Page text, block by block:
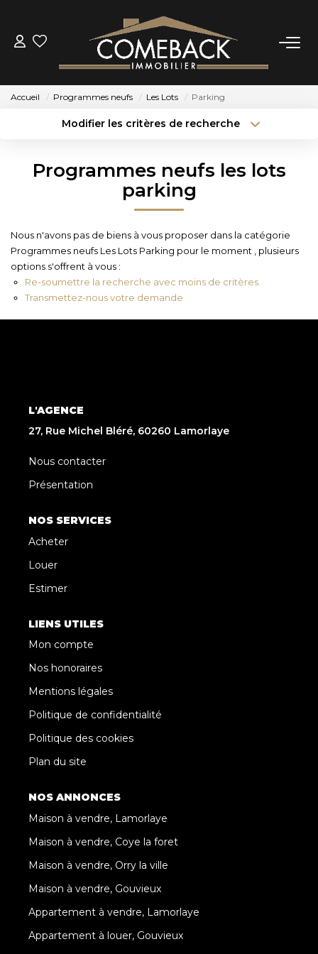
ACHETER
NOTRE AGENCE
BIENS VENDUS
CONTACT
Accueil Programmes neufs Les Lots Parking
Modifier les critères de recherche
Sélectionnez...
Type de bien
Surface min
Créer une alerte
Programmes neufs les lots
parking
Nous n'avons pas de biens à vous proposer dans la catégorie
Programmes neufs Les Lots Parking pour le moment , plusieurs
options s'offrent à vous :
Re-soumettre la recherche avec moins de critères.
Transmettez-nous votre demande
L'AGENCE
27, Rue Michel Bléré, 60260 Lamorlaye
Nous contacter
Présentation
NOS SERVICES
Acheter
Louer
Estimer
LIENS UTILES
Mon compte
Nos honoraires
Mentions légales
Politique de confidentialité
Politique des cookies
Plan du site
NOS ANNONCES
Maison à vendre, Lamorlaye
Maison à vendre, Coye la foret
Maison à vendre, Orry la ville
Maison à vendre, Gouvieux
Appartement à vendre, Lamorlaye
Appartement à louer, Gouvieux